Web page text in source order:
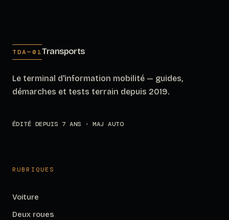
TDA—01Transports
Le terminal d'information mobilité — guides,
démarches et tests terrain depuis 2019.
ÉDITÉ DEPUIS 7 ANS · MAJ AUTO
RUBRIQUES
Voiture
Deux roues